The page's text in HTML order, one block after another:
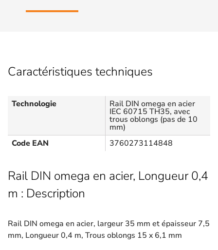
Caractéristiques techniques
Technologie Rail DIN omega en acier
IEC 60715 TH35, avec
trous oblongs (pas de 10
mm)
Code EAN
3760273114848
Rail DIN omega en acier, Longueur 0,4
m : Description
Rail DIN omega en acier, largeur 35 mm et épaisseur 7,5
mm, Longueur 0,4 m, Trous oblongs 15 x 6,1 mm